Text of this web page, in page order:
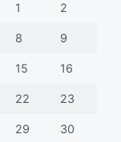
1 2
8 9
15 16
22 23
29 30